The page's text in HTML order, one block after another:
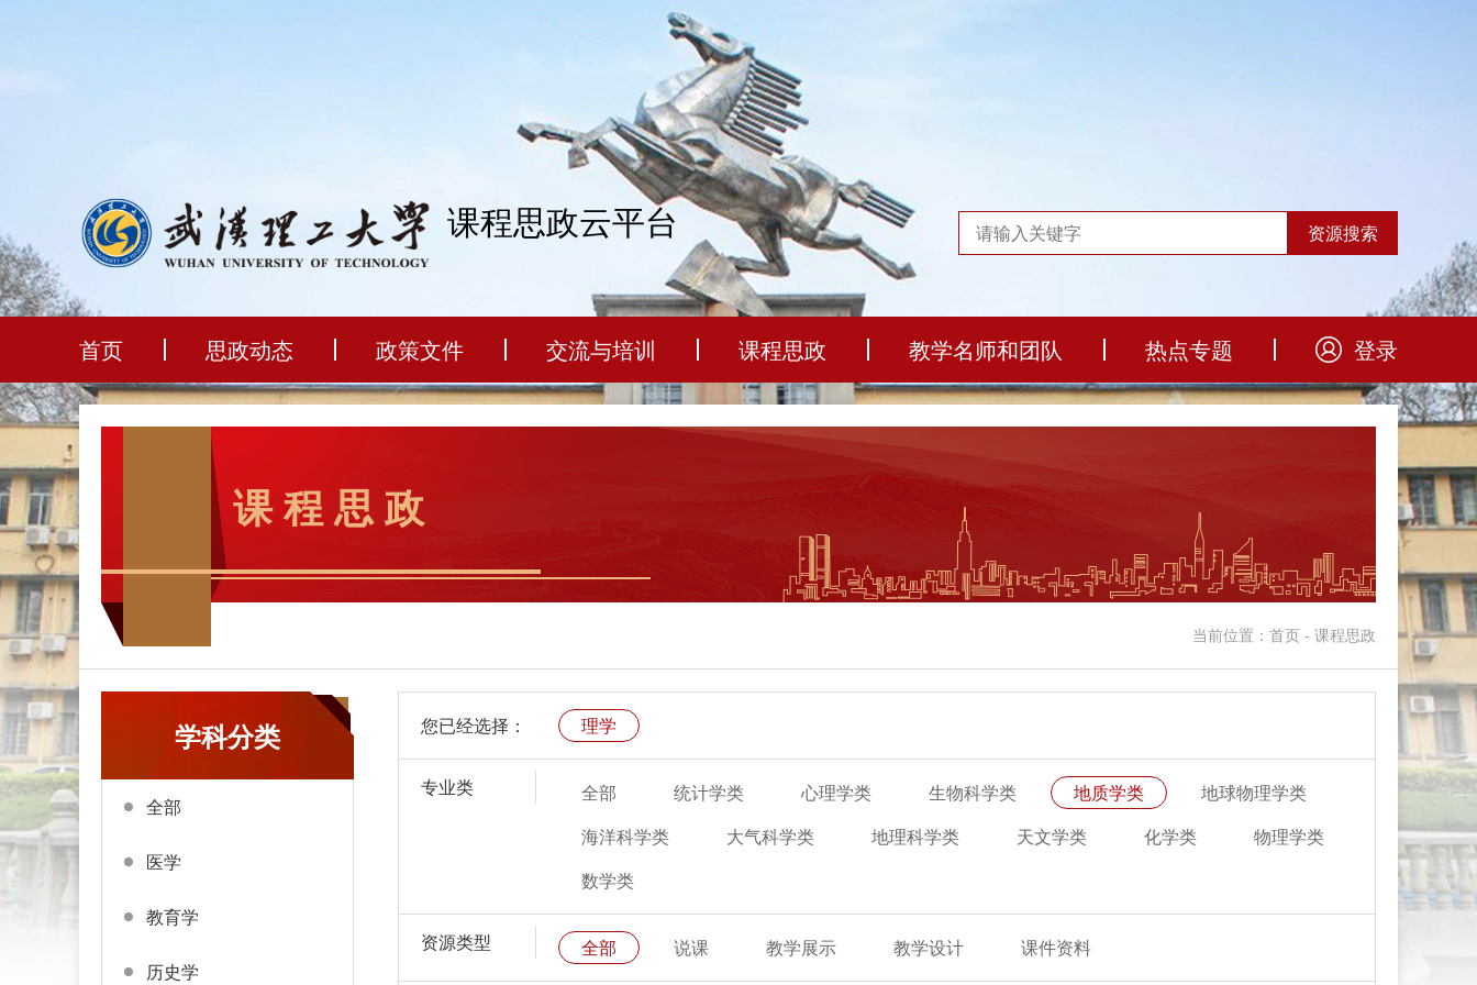
课程思政云平台
首页 思政动态 政策文件 交流与培训 课程思政 教学名师和团队 热点专题 登录
课 程 思 政
当前位置：首页 - 课程思政
学科分类
全部
医学
教育学
历史学
您已经选择： 理学
专业类 全部 统计学类 心理学类 生物科学类 地质学类
地球物理学类
海洋科学类
大气科学类 地理科学类 天文学类 化学类
物理学类
数学类
资源类型 全部 说课 教学展示 教学设计 课件资料